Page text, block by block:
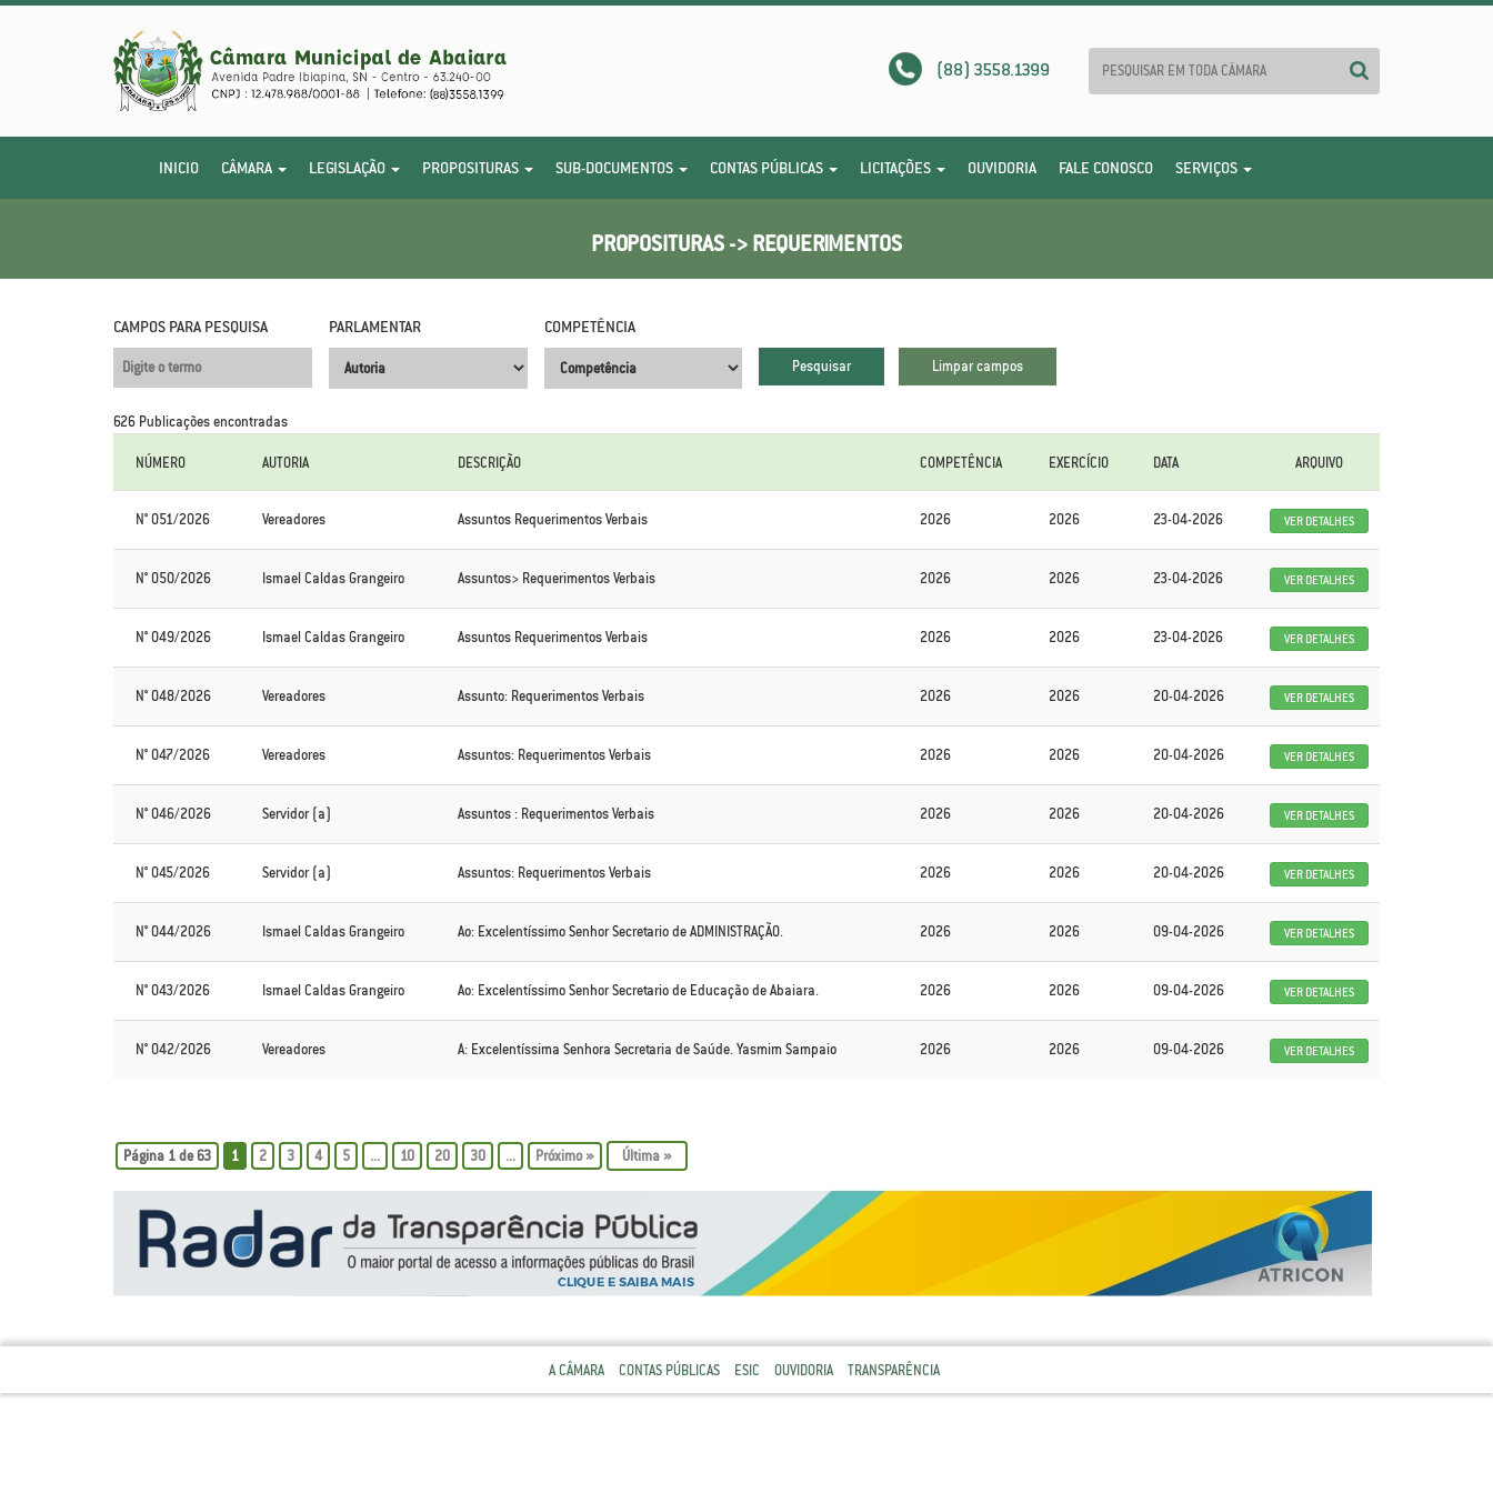
(88) 3558.1399
INICIO CÂMARA LEGISLAÇÃO PROPOSITURAS SUB-DOCUMENTOS CONTAS PÚBLICAS LICITAÇÕES OUVIDORIA FALE CONOSCO SERVIÇOS
PROPOSITURAS -> REQUERIMENTOS
CAMPOS PARA PESQUISA PARLAMENTAR COMPETÊNCIA
626 Publicações encontradas
NÚMERO AUTORIA DESCRIÇÃO COMPETÊNCIA EXERCÍCIO DATA ARQUIVO
N° 051/2026 Vereadores Assuntos Requerimentos Verbais 2026 2026 23-04-2026 VER DETALHES
N° 050/2026 Ismael Caldas Grangeiro Assuntos> Requerimentos Verbais 2026 2026 23-04-2026 VER DETALHES
N° 049/2026 Ismael Caldas Grangeiro Assuntos Requerimentos Verbais 2026 2026 23-04-2026 VER DETALHES
N° 048/2026 Vereadores Assunto: Requerimentos Verbais 2026 2026 20-04-2026 VER DETALHES
N° 047/2026 Vereadores Assuntos: Requerimentos Verbais 2026 2026 20-04-2026 VER DETALHES
N° 046/2026 Servidor (a) Assuntos : Requerimentos Verbais 2026 2026 20-04-2026 VER DETALHES
N° 045/2026 Servidor (a) Assuntos: Requerimentos Verbais 2026 2026 20-04-2026 VER DETALHES
N° 044/2026 Ismael Caldas Grangeiro Ao: Excelentíssimo Senhor Secretario de ADMINISTRAÇÃO. 2026 2026 09-04-2026 VER DETALHES
N° 043/2026 Ismael Caldas Grangeiro Ao: Excelentíssimo Senhor Secretario de Educação de Abaiara. 2026 2026 09-04-2026 VER DETALHES
N° 042/2026 Vereadores A: Excelentíssima Senhora Secretaria de Saúde. Yasmim Sampaio 2026 2026 09-04-2026 VER DETALHES
Página 1 de 63 1 2 3 4 5 ... 10 20 30 ... » Última »
A CÂMARA CONTAS PÚBLICAS ESIC OUVIDORIA TRANSPARÊNCIA